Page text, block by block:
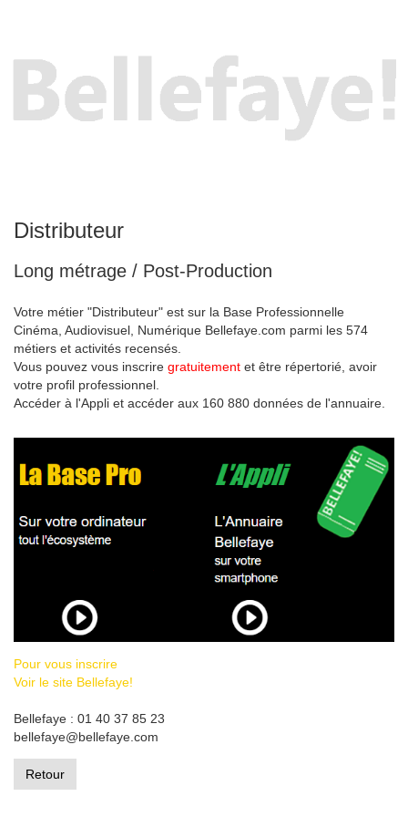
Distributeur
Long métrage / Post-Production
Votre métier "Distributeur" est sur la Base Professionnelle
Cinéma, Audiovisuel, Numérique Bellefaye.com parmi les 574
métiers et activités recensés.
Vous pouvez vous inscrire gratuitement et être répertorié, avoir
votre profil professionnel.
Accéder à l'Appli et accéder aux 160 880 données de l'annuaire.
Pour vous inscrire
Voir le site Bellefaye!
Bellefaye : 01 40 37 85 23
bellefaye@bellefaye.com
Retour